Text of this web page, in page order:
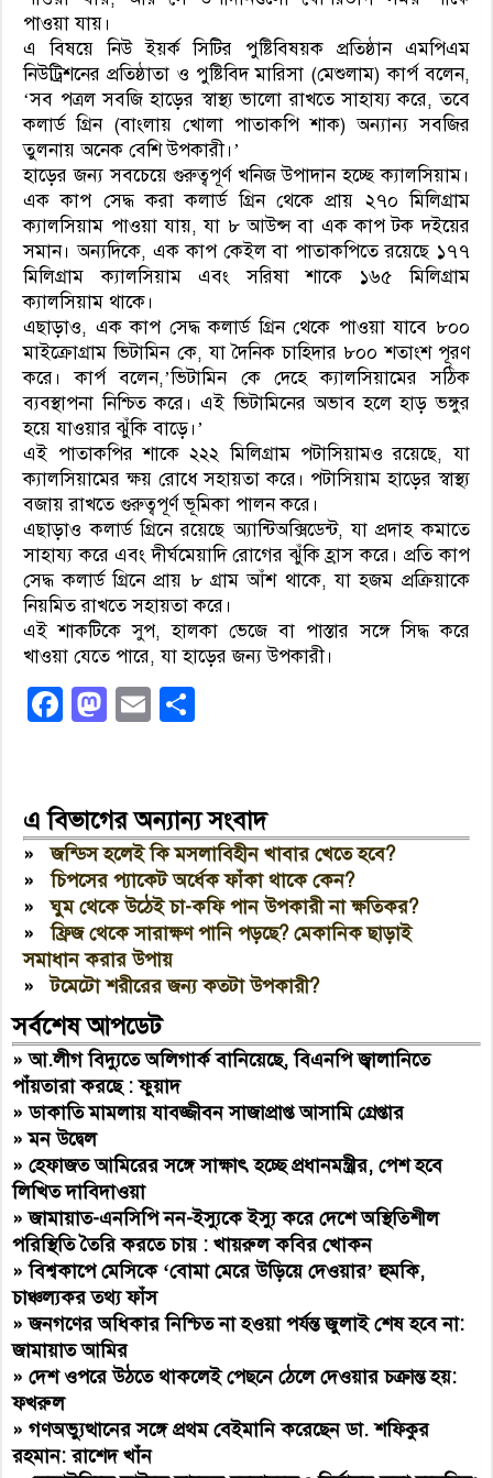
পাওয়া যায়।
এ বিষয়ে নিউ ইয়র্ক সিটির পুষ্টিবিষয়ক প্রতিষ্ঠান এমপিএম
নিউট্রিশনের প্রতিষ্ঠাতা ও পুষ্টিবিদ মারিসা (মেশুলাম) কার্প বলেন,
‘সব পত্রল সবজি হাড়ের স্বাস্থ্য ভালো রাখতে সাহায্য করে, তবে
কলার্ড গ্রিন (বাংলায় খোলা পাতাকপি শাক) অন্যান্য সবজির
তুলনায় অনেক বেশি উপকারী।’
হাড়ের জন্য সবচেয়ে গুরুত্বপূর্ণ খনিজ উপাদান হচ্ছে ক্যালসিয়াম।
এক কাপ সেদ্ধ করা কলার্ড গ্রিন থেকে প্রায় ২৭০ মিলিগ্রাম
ক্যালসিয়াম পাওয়া যায়, যা ৮ আউন্স বা এক কাপ টক দইয়ের
সমান। অন্যদিকে, এক কাপ কেইল বা পাতাকপিতে রয়েছে ১৭৭
মিলিগ্রাম ক্যালসিয়াম এবং সরিষা শাকে ১৬৫ মিলিগ্রাম
ক্যালসিয়াম থাকে।
এছাড়াও, এক কাপ সেদ্ধ কলার্ড গ্রিন থেকে পাওয়া যাবে ৮০০
মাইক্রোগ্রাম ভিটামিন কে, যা দৈনিক চাহিদার ৮০০ শতাংশ পূরণ
করে। কার্প বলেন,’ভিটামিন কে দেহে ক্যালসিয়ামের সঠিক
ব্যবস্থাপনা নিশ্চিত করে। এই ভিটামিনের অভাব হলে হাড় ভঙ্গুর
হয়ে যাওয়ার ঝুঁকি বাড়ে।’
এই পাতাকপির শাকে ২২২ মিলিগ্রাম পটাসিয়ামও রয়েছে, যা
ক্যালসিয়ামের ক্ষয় রোধে সহায়তা করে। পটাসিয়াম হাড়ের স্বাস্থ্য
বজায় রাখতে গুরুত্বপূর্ণ ভূমিকা পালন করে।
এছাড়াও কলার্ড গ্রিনে রয়েছে অ্যান্টিঅক্সিডেন্ট, যা প্রদাহ কমাতে
সাহায্য করে এবং দীর্ঘমেয়াদি রোগের ঝুঁকি হ্রাস করে। প্রতি কাপ
সেদ্ধ কলার্ড গ্রিনে প্রায় ৮ গ্রাম আঁশ থাকে, যা হজম প্রক্রিয়াকে
নিয়মিত রাখতে সহায়তা করে।
এই শাকটিকে সুপ, হালকা ভেজে বা পাস্তার সঙ্গে সিদ্ধ করে
খাওয়া যেতে পারে, যা হাড়ের জন্য উপকারী।
Facebook
Mastodon
Email
এ বিভাগের অন্যান্য সংবাদ
»জন্ডিস হলেই কি মসলাবিহীন খাবার খেতে হবে?
»চিপসের প্যাকেট অর্ধেক ফাঁকা থাকে কেন?
»ঘুম থেকে উঠেই চা-কফি পান উপকারী না ক্ষতিকর?
»ফ্রিজ থেকে সারাক্ষণ পানি পড়ছে? মেকানিক ছাড়াই
সমাধান করার উপায়
»টমেটো শরীরের জন্য কতটা উপকারী?
সর্বশেষ আপডেট
»আ.লীগ বিদ্যুতে অলিগার্ক বানিয়েছে, বিএনপি জ্বালানিতে
পাঁয়তারা করছে : ফুয়াদ
»ডাকাতি মামলায় যাবজ্জীবন সাজাপ্রাপ্ত আসামি গ্রেপ্তার
»মন উদ্বেল
»হেফাজত আমিরের সঙ্গে সাক্ষাৎ হচ্ছে প্রধানমন্ত্রীর, পেশ হবে
লিখিত দাবিদাওয়া
»জামায়াত-এনসিপি নন-ইস্যুকে ইস্যু করে দেশে অস্থিতিশীল
পরিস্থিতি তৈরি করতে চায় : খায়রুল কবির খোকন
»বিশ্বকাপে মেসিকে ‘বোমা মেরে উড়িয়ে দেওয়ার’ হুমকি,
চাঞ্চল্যকর তথ্য ফাঁস
»জনগণের অধিকার নিশ্চিত না হওয়া পর্যন্ত জুলাই শেষ হবে না:
জামায়াত আমির
»দেশ ওপরে উঠতে থাকলেই পেছনে ঠেলে দেওয়ার চক্রান্ত হয়:
ফখরুল
»গণঅভ্যুত্থানের সঙ্গে প্রথম বেইমানি করেছেন ডা. শফিকুর
রহমান: রাশেদ খাঁন